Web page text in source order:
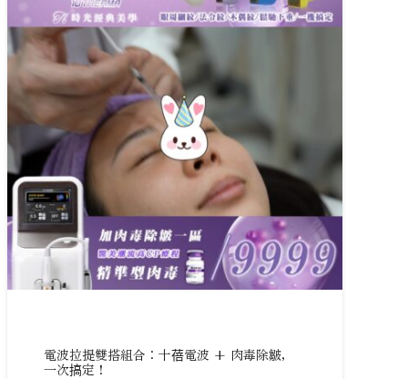
電波拉提雙搭組合：十蓓電波 + 肉毒除皺，
一次搞定！